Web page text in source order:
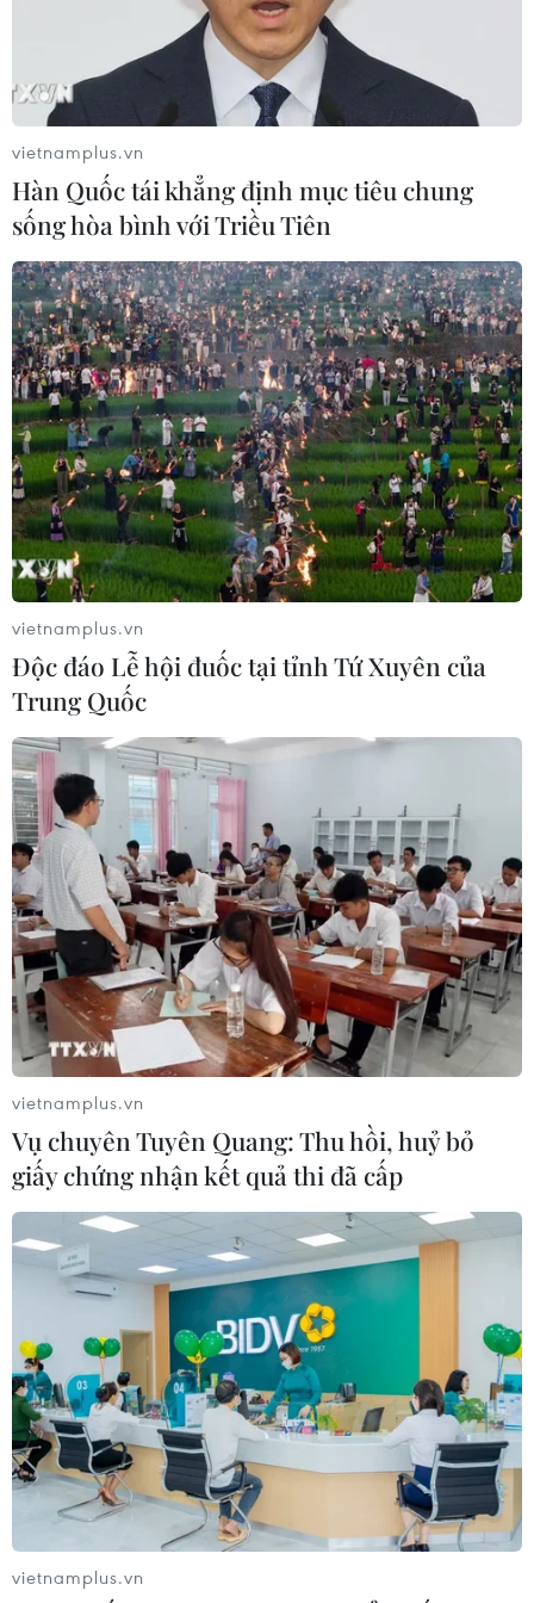
(TTXVN/Vietnam+)
#sản xuất nông nghiệp công nghệ cao
#Chương trình mục tiêu quốc gia xây dựng nông thôn
#dịch COVID-19
#Chương trình 04
#chuẩn nông thôn mới kiểu mẫu
#xây dựng đô thị xanh
Theo dõi VietnamPlus
TIN LIÊN QUAN
Đà Nẵng chủ trương phát triển ngành
nông nghiệp chất lượng cao
05/06/2021 01:10
Bí thư Thành ủy Nguyễn Văn Quảng cho rằng Đà Nẵng
cần hướng tới việc phát triển nông nghiệp chất lượng
cao, kết hợp nông nghiệp đô thị và nông nghiệp gắn
vietnamplus.vn
Hàn Quốc tái khẳng định mục tiêu chung
sống hòa bình với Triều Tiên
vietnamplus.vn
Độc đáo Lễ hội đuốc tại tỉnh Tứ Xuyên của
Trung Quốc
vietnamplus.vn
Vụ chuyên Tuyên Quang: Thu hồi, huỷ bỏ
giấy chứng nhận kết quả thi đã cấp
vietnamplus.vn